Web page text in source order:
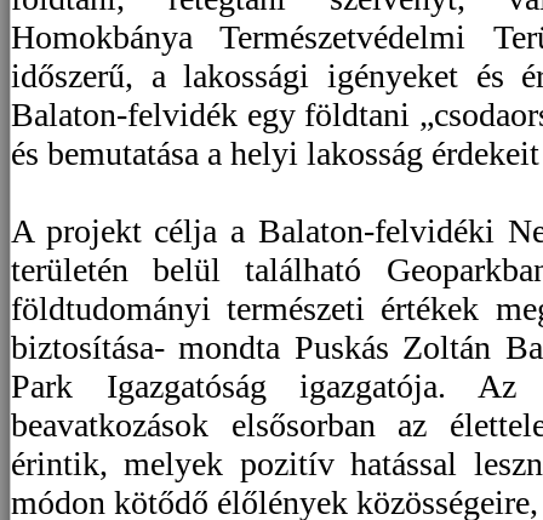
Homokbánya Természetvédelmi
időszerű, a lakossági igényeket és
Balaton-felvidék egy földtani
és bemutatása a helyi lakosság
A projekt célja a Balaton-felvidéki
területén belül található
földtudományi természeti értékek
biztosítása- mondta Puskás Zoltán
Park Igazgatóság igazgatója. Az
beavatkozások elsősorban az
érintik, melyek pozitív hatással
módon kötődő élőlények